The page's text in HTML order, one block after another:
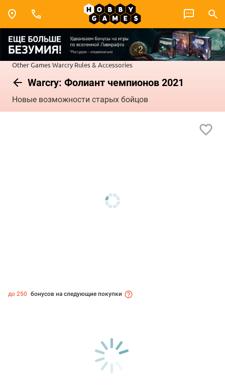
Other GamesWarcry Rules & Accessories
Warcry: Фолиант чемпионов 2021
Новые возможности старых бойцов
до 250 бонусов на следующие покупки